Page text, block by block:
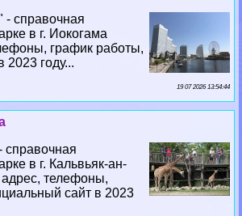
- справочная
в г. Иокогама
график работы,
году...
19 07 2026 13:54:44
справочная
в г. Кальвьяк-ан-
телефоны,
сайт в 2023